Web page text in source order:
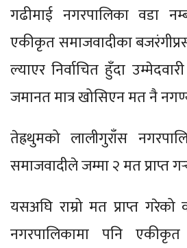
गढीमाई नगरपालिका वडा
एकीकृत समाजवादीका
ल्याएर निर्वाचित हुँदा
जमानत मात्र खोसिएन मत नै
तेह्रथुमको लालीगुराँस
समाजवादीले जम्मा २ मत प्राप्त
यसअघि राम्रो मत प्राप्त गरेको
नगरपालिकामा पनि